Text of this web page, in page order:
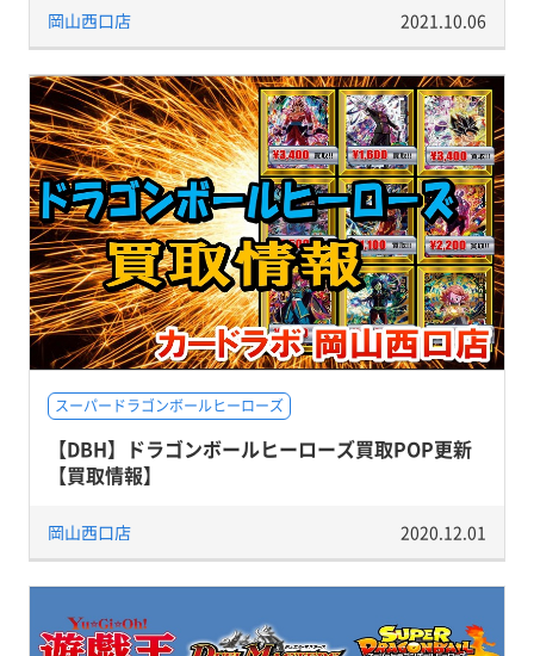
岡山西口店 2021.10.06
スーパードラゴンボールヒーローズ
【DBH】ドラゴンボールヒーローズ買取POP更新
【買取情報】
岡山西口店 2020.12.01